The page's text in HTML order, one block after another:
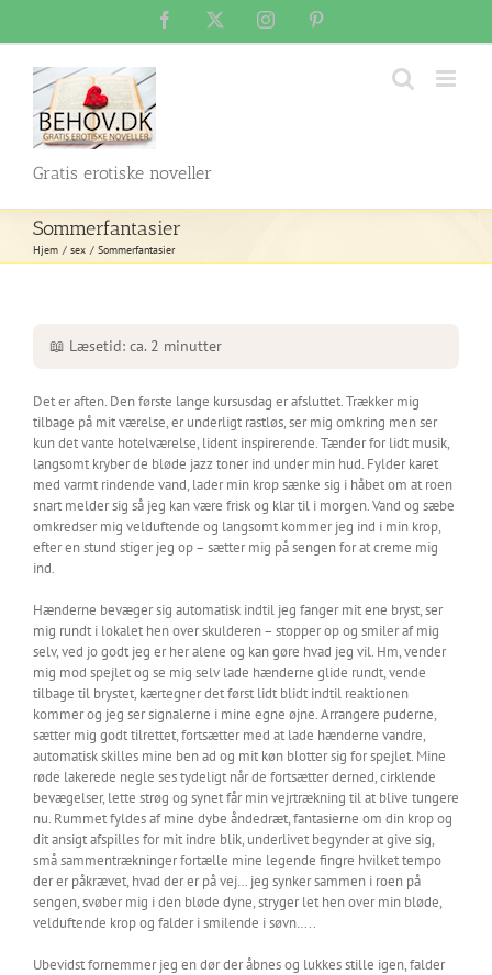
content
Facebook Instagram
Gratis erotiske noveller
Sommerfantasier
Hjem sex Sommerfantasier
📖 Læsetid: ca. 2 minutter
Det er aften. Den første lange kursusdag er afsluttet. Trækker mig
tilbage på mit værelse, er underligt rastløs, ser mig omkring men ser
kun det vante hotelværelse, lident inspirerende. Tænder for lidt musik,
langsomt kryber de bløde jazz toner ind under min hud. Fylder karet
med varmt rindende vand, lader min krop sænke sig i håbet om at roen
snart melder sig så jeg kan være frisk og klar til i morgen. Vand og sæbe
omkredser mig velduftende og langsomt kommer jeg ind i min krop,
efter en stund stiger jeg op – sætter mig på sengen for at creme mig
ind.
Hænderne bevæger sig automatisk indtil jeg fanger mit ene bryst, ser
mig rundt i lokalet hen over skulderen – stopper op og smiler af mig
selv, ved jo godt jeg er her alene og kan gøre hvad jeg vil. Hm, vender
mig mod spejlet og se mig selv lade hænderne glide rundt, vende
tilbage til brystet, kærtegner det først lidt blidt indtil reaktionen
kommer og jeg ser signalerne i mine egne øjne. Arrangere puderne,
sætter mig godt tilrettet, fortsætter med at lade hænderne vandre,
automatisk skilles mine ben ad og mit køn blotter sig for spejlet. Mine
røde lakerede negle ses tydeligt når de fortsætter derned, cirklende
bevægelser, lette strøg og synet får min vejrtrækning til at blive tungere
nu. Rummet fyldes af mine dybe åndedræt, fantasierne om din krop og
dit ansigt afspilles for mit indre blik, underlivet begynder at give sig,
små sammentrækninger fortælle mine legende fingre hvilket tempo
der er påkrævet, hvad der er på vej… jeg synker sammen i roen på
sengen, svøber mig i den bløde dyne, stryger let hen over min bløde,
velduftende krop og falder i smilende i søvn…..
Ubevidst fornemmer jeg en dør der åbnes og lukkes stille igen, falder